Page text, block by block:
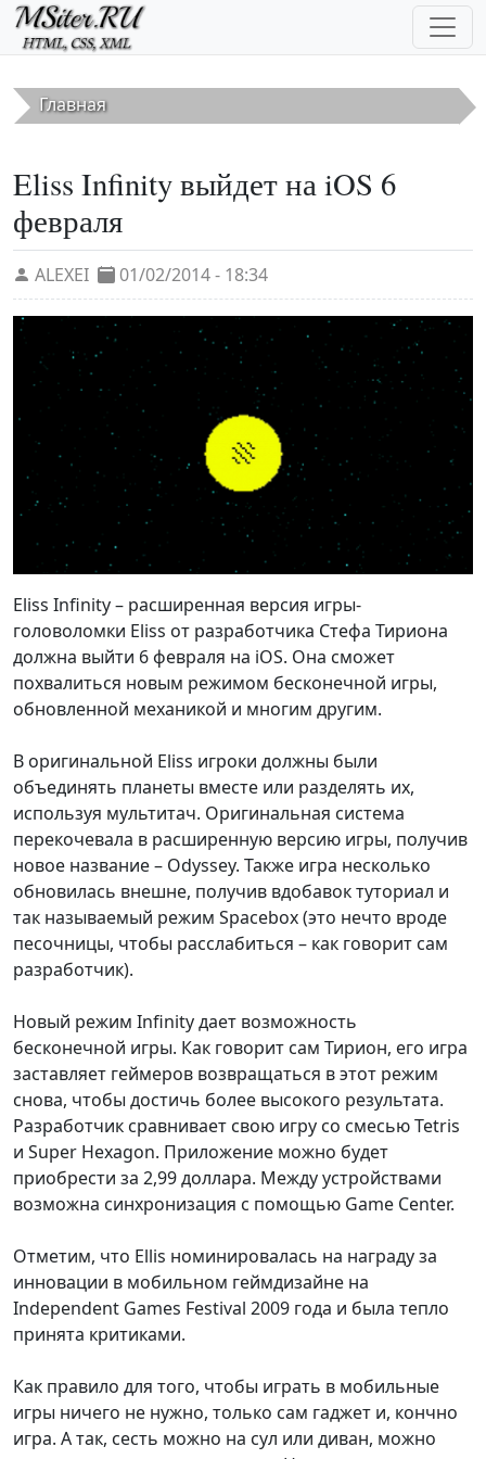
Перейти к основному содержанию
Главная
Eliss Infinity выйдет на iOS 6
февраля
ALEXEI 01/02/2014 - 18:34
Eliss Infinity – расширенная версия игры-
головоломки Eliss от разработчика Стефа Тириона
должна выйти 6 февраля на iOS. Она сможет
похвалиться новым режимом бесконечной игры,
обновленной механикой и многим другим.
В оригинальной Eliss игроки должны были
объединять планеты вместе или разделять их,
используя мультитач. Оригинальная система
перекочевала в расширенную версию игры, получив
новое название – Odyssey. Также игра несколько
обновилась внешне, получив вдобавок туториал и
так называемый режим Spacebox (это нечто вроде
песочницы, чтобы расслабиться – как говорит сам
разработчик).
Новый режим Infinity дает возможность
бесконечной игры. Как говорит сам Тирион, его игра
заставляет геймеров возвращаться в этот режим
снова, чтобы достичь более высокого результата.
Разработчик сравнивает свою игру со смесью Tetris
и Super Hexagon. Приложение можно будет
приобрести за 2,99 доллара. Между устройствами
возможна синхронизация с помощью Game Center.
Отметим, что Ellis номинировалась на награду за
инновации в мобильном геймдизайне на
Independent Games Festival 2009 года и была тепло
принята критиками.
Как правило для того, чтобы играть в мобильные
игры ничего не нужно, только сам гаджет и, кончно
игра. А так, сесть можно на сул или диван, можно